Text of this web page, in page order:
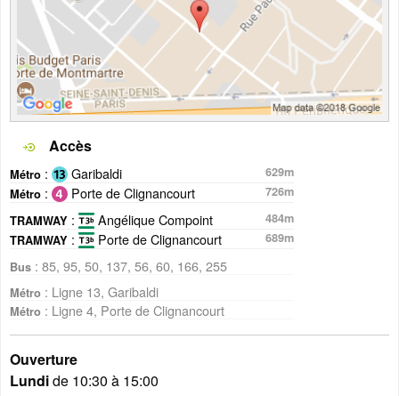
Accès
Métro : Garibaldi
629m
Métro : Porte de Clignancourt
726m
TRAMWAY : Angélique Compoint
484m
TRAMWAY : Porte de Clignancourt
689m
Bus : 85, 95, 50, 137, 56, 60, 166, 255
Métro : Ligne 13, Garibaldi
Métro : Ligne 4, Porte de Clignancourt
Ouverture
Lundide 10:30 à 15:00